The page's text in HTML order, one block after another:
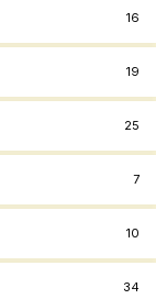
16
19
25
7
10
34